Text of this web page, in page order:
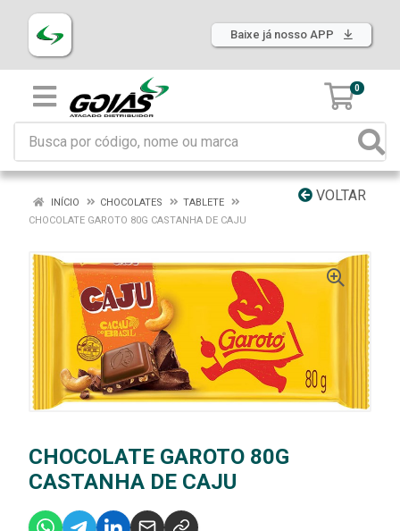
Baixe já nosso APP
0
VOLTAR
INÍCIO CHOCOLATES
TABLETE
CHOCOLATE GAROTO 80G CASTANHA DE CAJU
CHOCOLATE GAROTO 80G
CASTANHA DE CAJU